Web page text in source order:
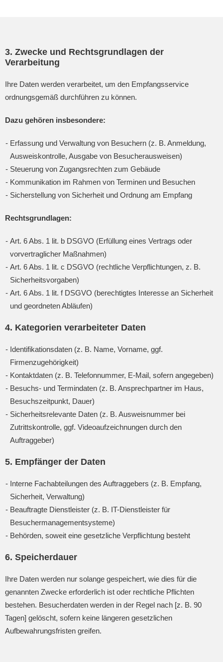
3. Zwecke und Rechtsgrundlagen der
Verarbeitung
Ihre Daten werden verarbeitet, um den Empfangsservice
ordnungsgemäß durchführen zu können.
Dazu gehören insbesondere:
Erfassung und Verwaltung von Besuchern (z. B. Anmeldung,
Ausweiskontrolle, Ausgabe von Besucherausweisen)
Steuerung von Zugangsrechten zum Gebäude
Kommunikation im Rahmen von Terminen und Besuchen
Sicherstellung von Sicherheit und Ordnung am Empfang
Rechtsgrundlagen:
Art. 6 Abs. 1 lit. b DSGVO (Erfüllung eines Vertrags oder
vorvertraglicher Maßnahmen)
Art. 6 Abs. 1 lit. c DSGVO (rechtliche Verpflichtungen, z. B.
Sicherheitsvorgaben)
Art. 6 Abs. 1 lit. f DSGVO (berechtigtes Interesse an Sicherheit
und geordneten Abläufen)
4. Kategorien verarbeiteter Daten
Identifikationsdaten (z. B. Name, Vorname, ggf.
Firmenzugehörigkeit)
Kontaktdaten (z. B. Telefonnummer, E-Mail, sofern angegeben)
Besuchs- und Termindaten (z. B. Ansprechpartner im Haus,
Besuchszeitpunkt, Dauer)
Sicherheitsrelevante Daten (z. B. Ausweisnummer bei
Zutrittskontrolle, ggf. Videoaufzeichnungen durch den
Auftraggeber)
5. Empfänger der Daten
Interne Fachabteilungen des Auftraggebers (z. B. Empfang,
Sicherheit, Verwaltung)
Beauftragte Dienstleister (z. B. IT-Dienstleister für
Besuchermanagementsysteme)
Behörden, soweit eine gesetzliche Verpflichtung besteht
6. Speicherdauer
Ihre Daten werden nur solange gespeichert, wie dies für die
genannten Zwecke erforderlich ist oder rechtliche Pflichten
bestehen. Besucherdaten werden in der Regel nach [z. B. 90
Tagen] gelöscht, sofern keine längeren gesetzlichen
Aufbewahrungsfristen greifen.